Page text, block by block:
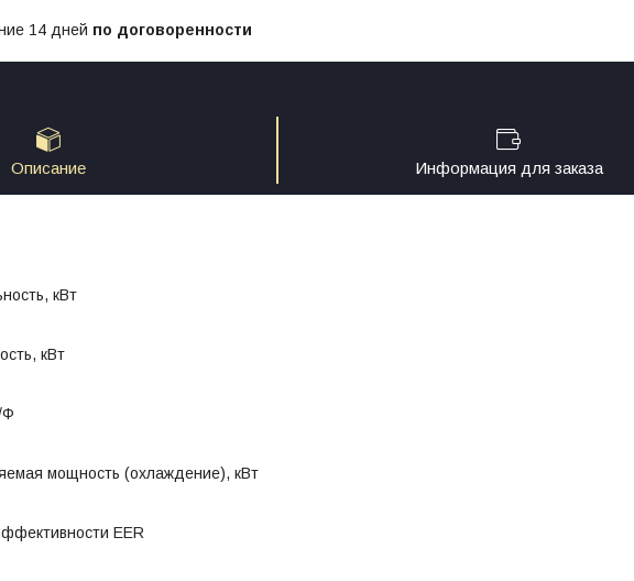
14 дней по договоренности
Описание Информация для заказа
кВт
кВт
Ф
мощность (охлаждение), кВт
EER